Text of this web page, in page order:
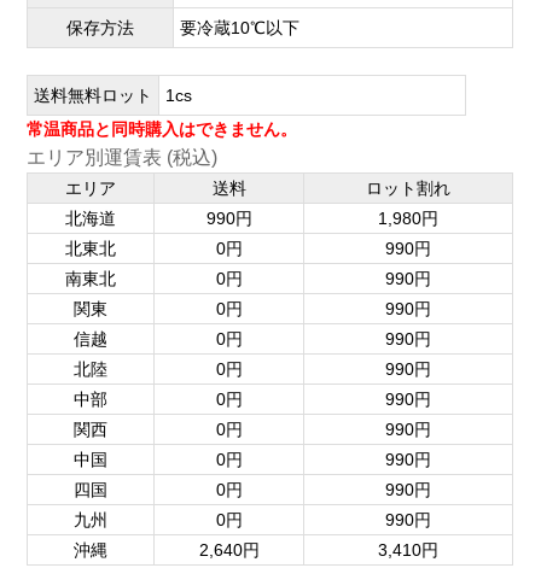
保存方法 要冷蔵10℃以下
送料無料ロット
1cs
常温商品と同時購入はできません。
エリア別運賃表 (税込)
エリア 送料
ロット割れ
北海道
990円
1,980円
北東北
0円
990円
南東北
0円
990円
関東
0円
990円
信越
0円
990円
北陸
0円
990円
中部
0円
990円
関西
0円
990円
中国
0円
990円
四国
0円
990円
九州
0円
990円
沖縄
2,640円 3,410円